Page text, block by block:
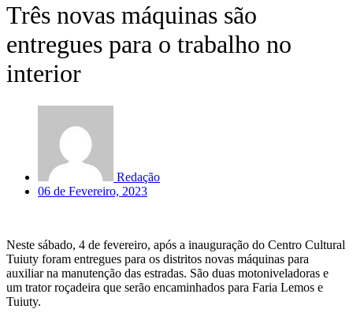
Três novas máquinas são
entregues para o trabalho no
interior
Redação
06 de Fevereiro, 2023
Neste sábado, 4 de fevereiro, após a inauguração do Centro Cultural
Tuiuty foram entregues para os distritos novas máquinas para
auxiliar na manutenção das estradas. São duas motoniveladoras e
um trator roçadeira que serão encaminhados para Faria Lemos e
Tuiuty.